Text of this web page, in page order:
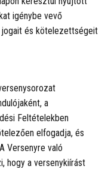
igénybe vevő
jogait és kötelezettségeit
a
Feltételekben
elfogadja, és
Versenyre való
hogy a versenykiírást